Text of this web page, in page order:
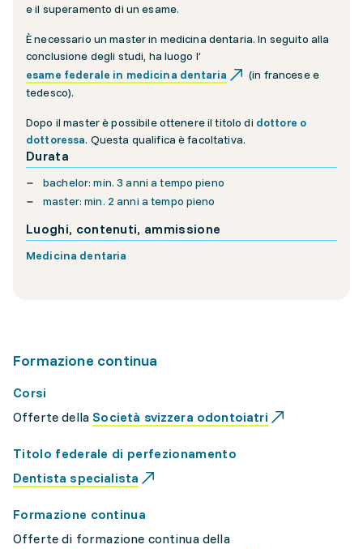
e il superamento di un esame.
È necessario un master in medicina dentaria. In seguito alla
conclusione degli studi, ha luogo l’
esame federale in medicina dentaria
(in francese e
tedesco).
Dopo il master è possibile ottenere il titolo di dottore o
dottoressa. Questa qualifica è facoltativa.
Durata
bachelor: min. 3 anni a tempo pieno
master: min. 2 anni a tempo pieno
Luoghi, contenuti, ammissione
Medicina dentaria
Formazione continua
Corsi
Offerte dellaSocietà svizzera odontoiatri
Titolo federale di perfezionamento
Dentista specialista
Formazione continua
Offerte di formazione continua della